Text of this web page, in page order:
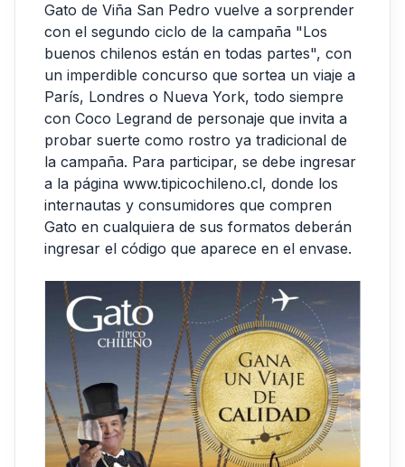
Gato de Viña San Pedro vuelve a sorprender
con el segundo ciclo de la campaña "Los
buenos chilenos están en todas partes", con
un imperdible concurso que sortea un viaje a
París, Londres o Nueva York, todo siempre
con Coco Legrand de personaje que invita a
probar suerte como rostro ya tradicional de
la campaña. Para participar, se debe ingresar
a la página www.tipicochileno.cl, donde los
internautas y consumidores que compren
Gato en cualquiera de sus formatos deberán
ingresar el código que aparece en el envase.